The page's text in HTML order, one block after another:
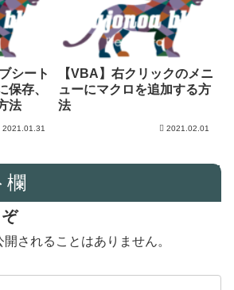
シート
保存、
法
2021.01.31
【VBA】右クリックのメニ
ューにマクロを追加する方
法
2021.02.01
欄
されることはありません。